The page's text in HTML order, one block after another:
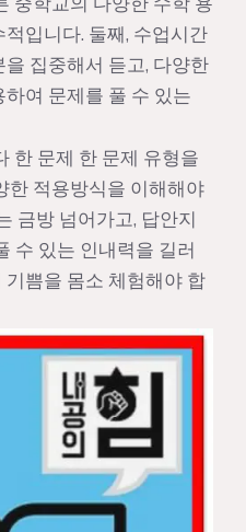
입니다. 둘째, 수업시간
집중해서 듣고, 다양한
여 문제를 풀 수 있는
한 문제 한 문제 유형을
한 적용방식을 이해해야
금방 넘어가고, 답안지
수 있는 인내력을 길러
쁨을 몸소 체험해야 합